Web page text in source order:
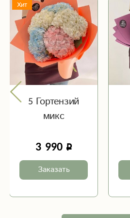
Хит
5 Гортензий
микс
3 990
Заказать